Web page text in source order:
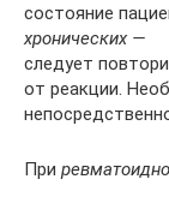
состояние
хронических —
следует
от реакции.
При